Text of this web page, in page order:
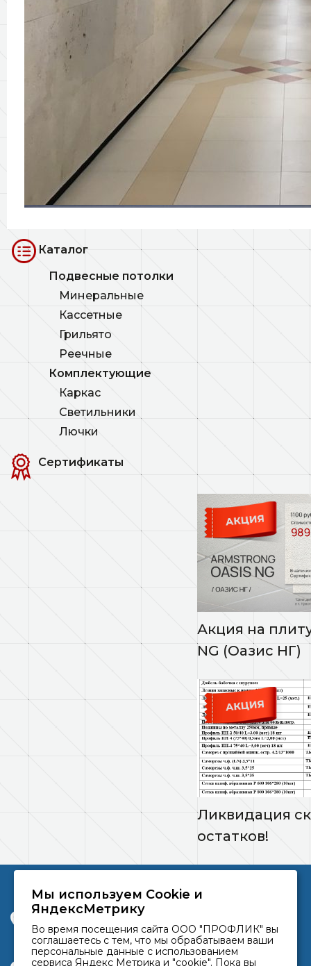
Каталог
Подвесные потолки
Минеральные
Кассетные
Грильято
Реечные
Комплектующие
Каркас
Светильники
Лючки
Сертификаты
Акция на
NG (Оазис НГ)
Ликвидация
остатков!
ООО «ПРОФЛИК» © 2026
г. Краснодар, ул. Уральская, 97, литер А, офис 301
+7 952 86-55555
Мы используем Сookie и
ЯндексМетрику
Во время посещения сайта ООО "ПРОФЛИК" вы
соглашаетесь с тем, что мы обрабатываем ваши
персональные данные с использованием
сервиса Яндекс Метрика и "cookie". Пока вы